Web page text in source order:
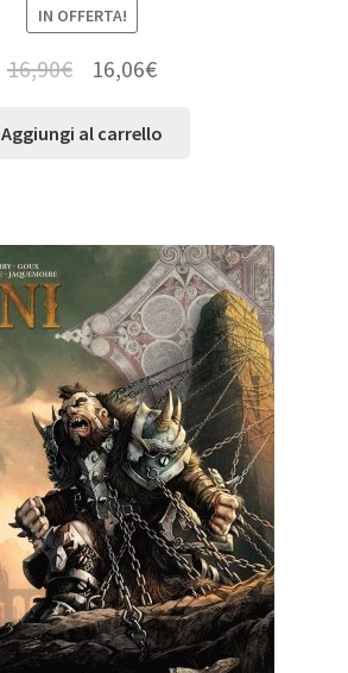
IN OFFERTA!
16,90€ 16,06€
Aggiungi al carrello